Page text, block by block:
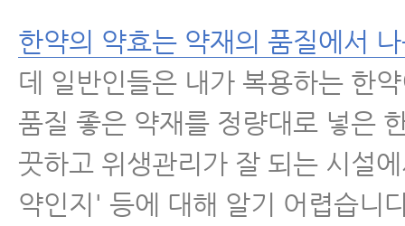
한약의 약효는 약재의 품질에서
데 일반인들은 내가 복용하는 한
품질 좋은 약재를 정량대로 넣은
끗하고 위생관리가 잘 되는 시설
약인지' 등에 대해 알기 어렵습니